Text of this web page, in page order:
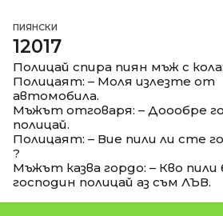
ПИЯНСКИ
12017
Полицай спира пиян мъж с кола:
Полицаят: – Моля излезте от
автомобила.
Мъжът отговаря: – Доообре
полицай.
Полицаят: – Вие пили ли сте
?
Мъжът казва гордо: – Кво пили
господин полицай аз съм ЛЪВ.